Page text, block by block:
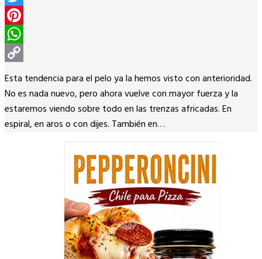
Twitter
Pinterest
WhatsApp
Copy
Link
Esta tendencia para el pelo ya la hemos visto con anterioridad.
No es nada nuevo, pero ahora vuelve con mayor fuerza y la
estaremos viendo sobre todo en las trenzas africadas. En
espiral, en aros o con dijes. También en…